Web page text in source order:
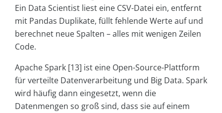
Ein Data Scientist liest eine CSV-Datei ein, entfernt
mit Pandas Duplikate, füllt fehlende Werte auf und
berechnet neue Spalten – alles mit wenigen Zeilen
Code.
Apache Spark [13] ist eine Open-Source-Plattform
für verteilte Datenverarbeitung und Big Data. Spark
wird häufig dann eingesetzt, wenn die
Datenmengen so groß sind, dass sie auf einem